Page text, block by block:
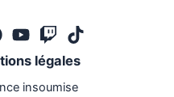
légales
insoumise